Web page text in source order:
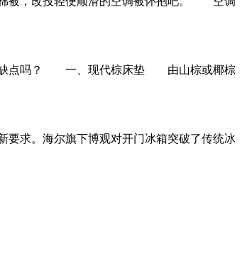
优缺点吗？ 一、现代棕床垫 由山棕或椰棕
求。海尔旗下博观对开门冰箱突破了传统冰